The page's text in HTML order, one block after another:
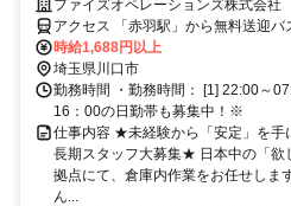
クモク簡単作業！
ファイズオペレーションズ株式会社
アクセス 「赤羽駅」から無料送迎バ
時給1,688円以上
埼玉県川口市
勤務時間 ・勤務時間： [1] 22:00～
16：00の日勤帯も募集中！※
仕事内容 ★未経験から「安定」を手
長期スタッフ大募集★ 日本中の「欲
拠点にて、倉庫内作業をお任せしま
ん...